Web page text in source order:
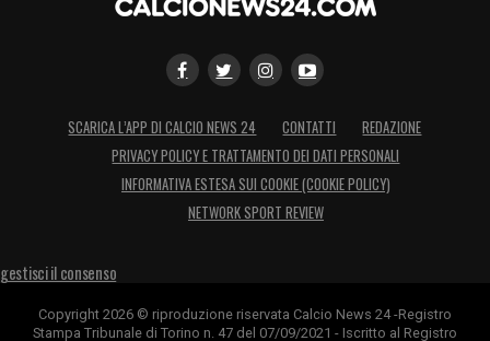
SCARICA L’APP DI CALCIO NEWS 24 CONTATTI
REDAZIONE
PRIVACY POLICY E TRATTAMENTO DEI DATI PERSONALI
INFORMATIVA ESTESA SUI COOKIE (COOKIE POLICY)
NETWORK SPORT REVIEW
gestisci il consenso
Copyright 2026 © riproduzione riservata Calcio News 24 -Registro
Stampa Tribunale di Torino n. 47 del 07/09/2021 - Iscritto al Registro